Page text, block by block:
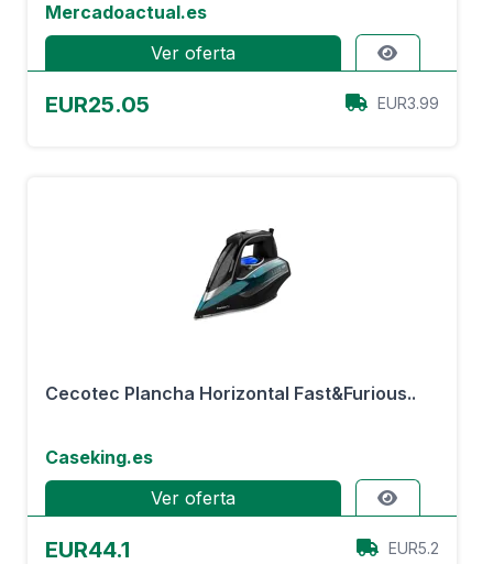
Mercadoactual.es
Ver oferta
EUR25.05 EUR3.99
Cecotec Plancha Horizontal Fast&Furious..
Caseking.es
Ver oferta
EUR44.1 EUR5.2